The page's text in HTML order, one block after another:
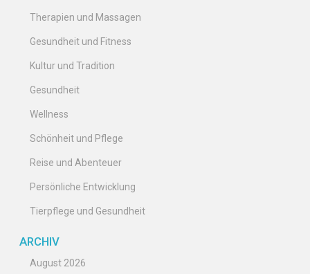
Therapien und Massagen
Gesundheit und Fitness
Kultur und Tradition
Gesundheit
Wellness
Schönheit und Pflege
Reise und Abenteuer
Persönliche Entwicklung
Tierpflege und Gesundheit
ARCHIV
August 2026